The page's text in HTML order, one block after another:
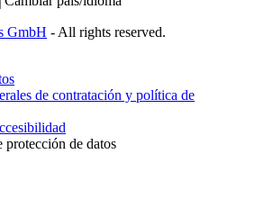
GmbH - All rights reserved.
de contratación y política de
de datos